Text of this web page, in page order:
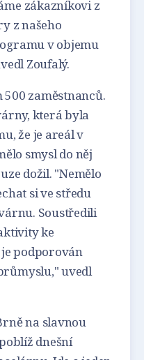
zákazníkovi z
z našeho
v objemu
Zoufalý.
zaměstnanců.
která byla
že je areál v
smysl do něj
dožil. "Nemělo
si ve středu
Soustředili
ke
podporován
uvedl
na slavnou
dnešní